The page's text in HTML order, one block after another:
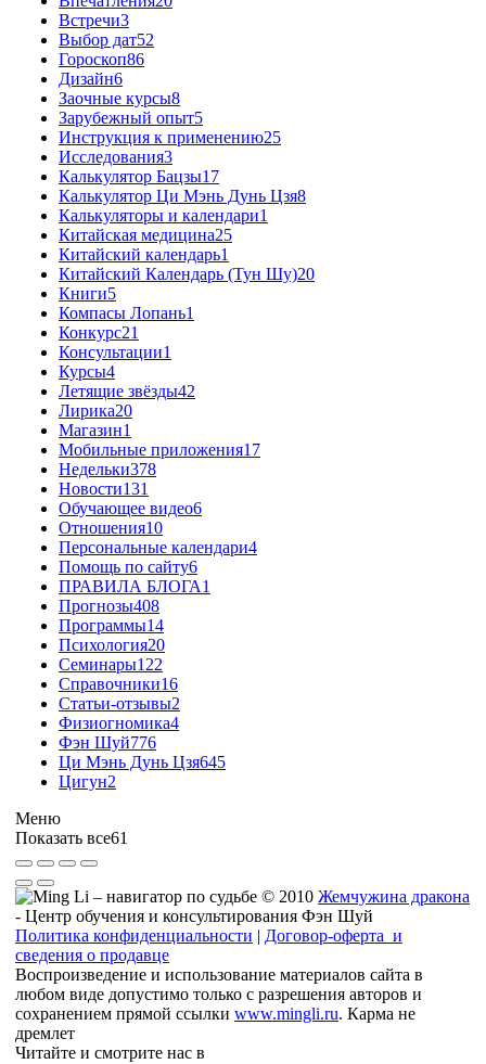
Встречи3
Выбор дат52
Гороскоп86
Дизайн6
Заочные курсы8
Зарубежный опыт5
Инструкция к применению25
Исследования3
Калькулятор Бацзы17
Калькулятор Ци Мэнь Дунь Цзя8
Калькуляторы и календари1
Китайская медицина25
Китайский календарь1
Китайский Календарь (Тун Шу)20
Книги5
Компасы Лопань1
Конкурс21
Консультации1
Курсы4
Летящие звёзды42
Лирика20
Магазин1
Мобильные приложения17
Недельки378
Новости131
Обучающее видео6
Отношения10
Персональные календари4
Помощь по сайту6
ПРАВИЛА БЛОГА1
Прогнозы408
Программы14
Психология20
Семинары122
Справочники16
Статьи-отзывы2
Физиогномика4
Фэн Шуй776
Ци Мэнь Дунь Цзя645
Цигун2
Меню
Показать все61
© 2010 Жемчужина дракона
- Центр обучения и консультирования Фэн Шуй
Политика конфиденциальности | Договор-оферта и
сведения о продавце
Воспроизведение и использование материалов сайта в
любом виде допустимо только с разрешения авторов и
сохранением прямой ссылки www.mingli.ru. Карма не
дремлет
Читайте и смотрите нас в